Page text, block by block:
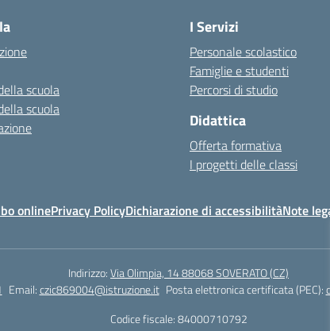
scuola
scuola
I Servizi
Personale scolastico
Famiglie e studenti
Percorsi di studio
Didattica
Offerta formativa
I progetti delle classi
onlinePrivacy PolicyDichiarazione di accessibilitàNote
Indirizzo:Via Olimpia, 14 88068 SOVERATO (CZ)
Email:czic869004@istruzione.it Posta elettronica certificata (PEC):
Codice fiscale: 84000710792